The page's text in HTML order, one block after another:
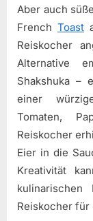
Aber auch
French Toast
Reiskocher
Alternative
Shakshuka –
einer
Tomaten,
Reiskocher
Eier in die
Kreativität
Reiskocher